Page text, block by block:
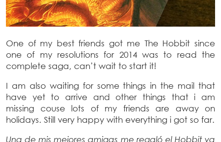
One of my best friends got me The Hobbit since
one of my resolutions for 2014 was to read the
complete saga, can’t wait to start it!
I am also waiting for some things in the mail that
have yet to arrive and other things that i am
missing couse lots of my friends are away on
holidays. Still very happy with everything i got so far.
Una de mis mejores amigas me regaló el Hobbit ya